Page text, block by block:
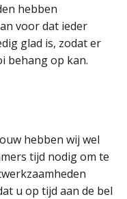
hebben
voor dat ieder
glad is, zodat er
behang op kan.
hebben wij wel
tijd nodig om te
u op tijd aan de bel